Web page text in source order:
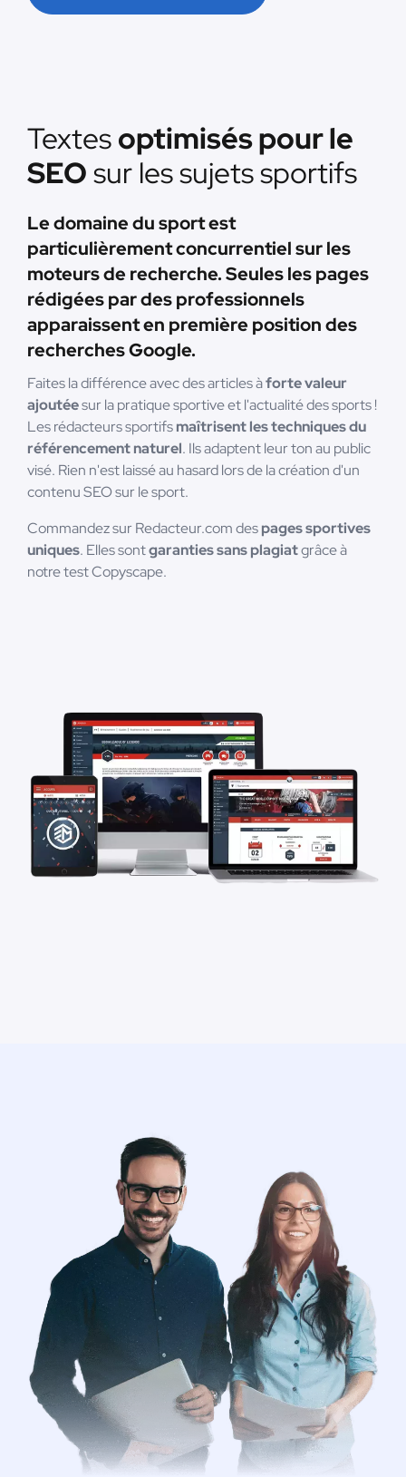
Textesoptimisés pour le
SEOsur les sujets sportifs
Le domaine du sport est
particulièrement concurrentiel sur les
moteurs de recherche. Seules les pages
rédigées par des professionnels
apparaissent en première position des
recherches Google.
Faites la différence avec des articles àforte valeur
ajoutéesur la pratique sportive et l'actualité des sports !
Les rédacteurs sportifsmaîtrisent les techniques du
référencement naturel. Ils adaptent leur ton au public
visé. Rien n'est laissé au hasard lors de la création d'un
contenu SEO sur le sport.
Commandez sur Redacteur.com despages sportives
uniques. Elles sontgaranties sans plagiatgrâce à
notre test Copyscape.